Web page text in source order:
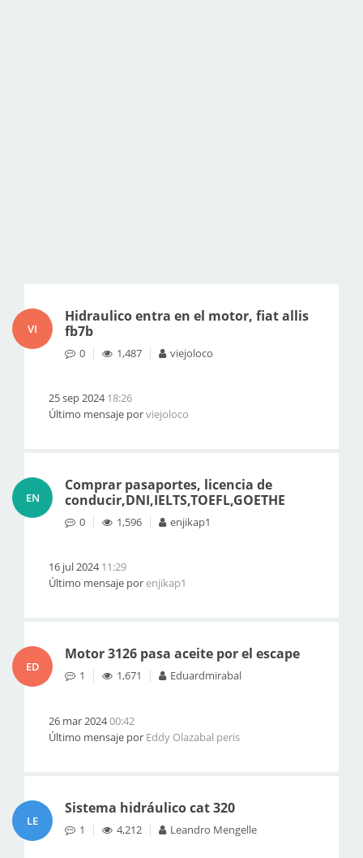
VI
Hidraulico entra en el motor, fiat allis
fb7b
0 1,487 viejoloco
25 sep 202418:26
Último mensaje porviejoloco
EN
Comprar pasaportes, licencia de
conducir,DNI,IELTS,TOEFL,GOETHE
0 1,596 enjikap1
16 jul 202411:29
Último mensaje porenjikap1
ED
Motor 3126 pasa aceite por el escape
1 1,671 Eduardmirabal
26 mar 202400:42
Último mensaje por Eddy Olazabal peris
LE
Sistema hidráulico cat 320
1 4,212 Leandro Mengelle